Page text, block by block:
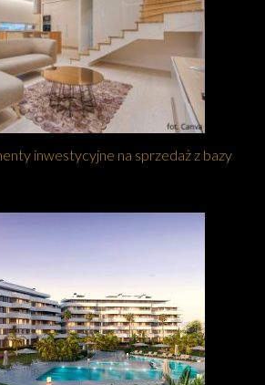
inwestycyjne na sprzedaż z bazy